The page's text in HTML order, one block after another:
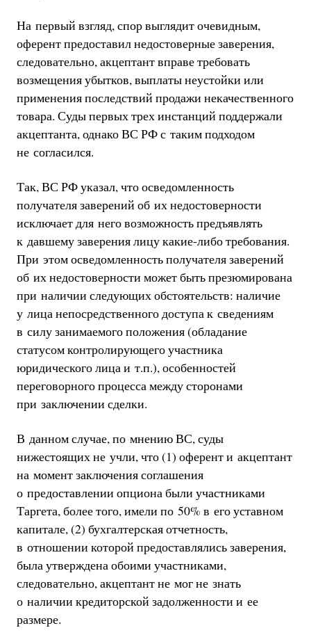
На первый взгляд, спор выглядит очевидным,
оферент предоставил недостоверные заверения,
следовательно, акцептант вправе требовать
возмещения убытков, выплаты неустойки или
применения последствий продажи некачественного
товара. Суды первых трех инстанций поддержали
акцептанта, однако ВС РФ с таким подходом
не согласился.
Так, ВС РФ указал, что осведомленность
получателя заверений об их недостоверности
исключает для него возможность предъявлять
к давшему заверения лицу какие-либо требования.
При этом осведомленность получателя заверений
об их недостоверности может быть презюмирована
при наличии следующих обстоятельств: наличие
у лица непосредственного доступа к сведениям
в силу занимаемого положения (обладание
статусом контролирующего участника
юридического лица и т.п.), особенностей
переговорного процесса между сторонами
при заключении сделки.
В данном случае, по мнению ВС, суды
нижестоящих не учли, что (1) оферент и акцептант
на момент заключения соглашения
о предоставлении опциона были участниками
Таргета, более того, имели по 50% в его уставном
капитале, (2) бухгалтерская отчетность,
в отношении которой предоставлялись заверения,
была утверждена обоими участниками,
следовательно, акцептант не мог не знать
о наличии кредиторской задолженности и ее
размере.